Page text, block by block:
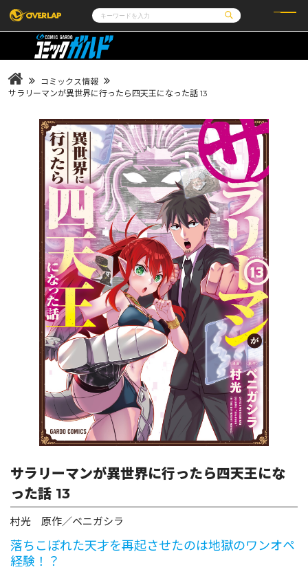
コミック
LiQulle
ラブパルフェ
ライトノベル
ロサージュノベルス
その他
ゲーム
通販・NEWS
企業
会社概要
採用情報
アクセス
オーバーラップホールディングス
お問い合わせはこちら
オーバーラップ文庫
オーバーラップノベルス
オーバーラップノベルスf
ロサージュノベルス
コミックガルド
コミックス情報
サラリーマンが異世界に行ったら四天王になった話 13
サラリーマンが異世界に行ったら四天王にな
った話 13
村光 原作／ベニガシラ
落ちこぼれた天才を再起させたのは地獄のワンオペ
経験！？